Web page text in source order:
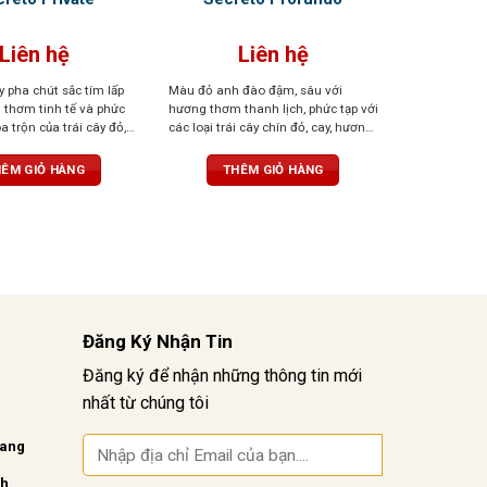
Liên hệ
pha chút sắc tím lấp
thơm tinh tế và phức
trộn của trái cây đỏ,
thanh lịch, dư vị bền
GIỎ HÀNG
Liên hệ
Màu đỏ anh đào đậm, sâu với
hương thơm thanh lịch, phức tạp với
các loại trái cây chín đỏ, cay, hương
tập trung vị tannin tao nhã, vững
chắc, dư vị kéo dài bền bỉ
THÊM GIỎ HÀNG
Đăng Ký Nhận Tin
Đăng ký để nhận những thông tin mới
nhất từ chúng tôi